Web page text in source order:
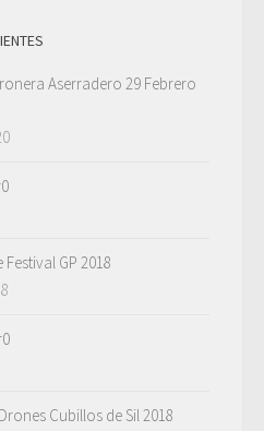
Aserradero 29 Febrero
GP 2018
Cubillos de Sil 2018